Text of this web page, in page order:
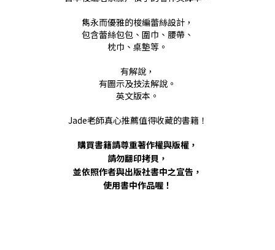
雋永而優雅的梭編蕾絲設計，
包含蕾絲包包、圍巾、腰帶、
枕巾、桌墊等。
有解說，
有圖示及技法解說。
英文版本。
Jade老師真心推薦值得收藏的書籍！
購買書籍請尊重著作權與版權，
請勿翻印拷貝，
並依照作者與出版社書中之宣告，
使用書中作品喔！